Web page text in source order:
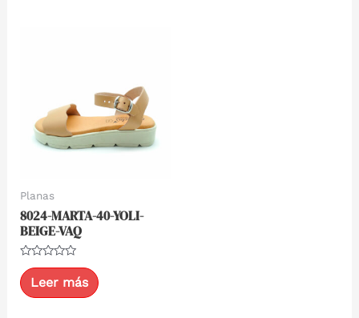
Planas
8024-MARTA-40-YOLI-
BEIGE-VAQ
Valorado
con
0
de
Leer más